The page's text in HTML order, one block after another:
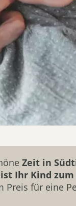
Zeit in
Ihr Kind
für eine